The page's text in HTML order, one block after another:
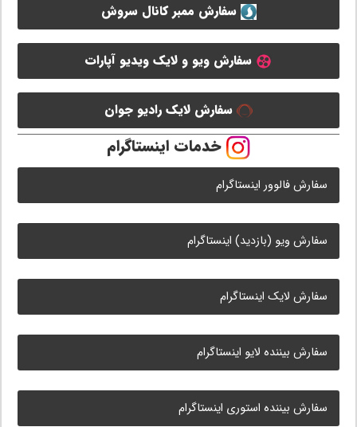
سفارش ممبر کانال سروش
سفارش ویو و لایک ویدیو آپارات
سفارش لایک رادیو جوان
خدمات اینستاگرام
سفارش فالوور اینستاگرام
سفارش ویو (بازدید) اینستاگرام
سفارش لایک اینستاگرام
سفارش بیننده لایو اینستاگرام
سفارش بیننده استوری اینستاگرام